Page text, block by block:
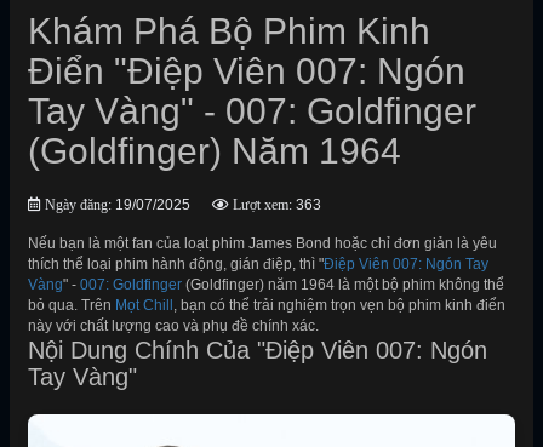
Khám Phá Bộ Phim Kinh
Điển "Điệp Viên 007: Ngón
Tay Vàng" - 007: Goldfinger
(Goldfinger) Năm 1964
Ngày đăng: 19/07/2025 Lượt xem: 363
Nếu bạn là một fan của loạt phim James Bond hoặc chỉ đơn giản là yêu
thích thể loại phim hành động, gián điệp, thì "Điệp Viên 007: Ngón Tay
Vàng" - 007: Goldfinger (Goldfinger) năm 1964 là một bộ phim không thể
bỏ qua. Trên Mọt Chill , bạn có thể trải nghiệm trọn vẹn bộ phim kinh điển
này với chất lượng cao và phụ đề chính xác.
Nội Dung Chính Của "Điệp Viên 007: Ngón
Tay Vàng"